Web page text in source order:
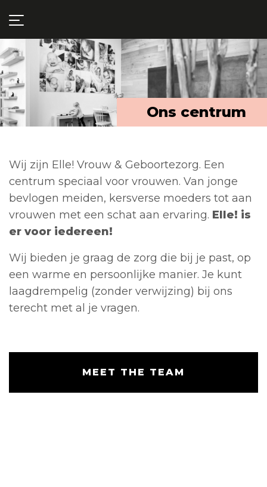
Ons centrum
Wij zijn Elle! Vrouw & Geboortezorg. Een
centrum speciaal voor vrouwen. Van jonge
bevlogen meiden, kersverse moeders tot aan
vrouwen met een schat aan ervaring. Elle! is
er voor iedereen!
Wij bieden je graag de zorg die bij je past, op
een warme en persoonlijke manier. Je kunt
laagdrempelig (zonder verwijzing) bij ons
terecht met al je vragen.
MEET THE TEAM